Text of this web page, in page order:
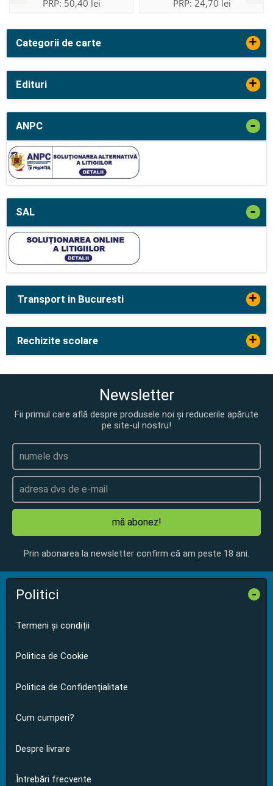
Categorii de carte +
Edituri +
ANPC -
SAL -
PRP: 50,40 lei PRP: 24,70 lei
Transport in Bucuresti +
Rechizite scolare +
Newsletter
Fii primul care află despre produsele noi și reducerile apărute
pe site-ul nostru!
mă abonez!
Prin abonarea la newsletter confirm că am peste 18 ani.
Politici -
Termeni și condiții
Politica de Cookie
Politica de Confidențialitate
Cum cumperi?
Despre livrare
Întrebări frecvente